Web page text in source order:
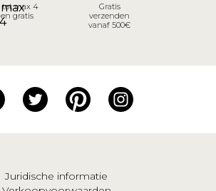
tot max 4
gratis
Gratis
verzenden
vanaf 500€
Juridische informatie